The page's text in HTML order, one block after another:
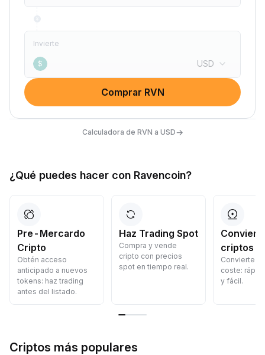
Invierte
$ USD
Comprar RVN
Calculadora de RVN a USD→
¿Qué puedes hacer con Ravencoin?
Pre-Mercardo
Cripto
Obtén acceso
anticipado a nuevos
tokens: haz trading
antes del listado.
Haz Trading Spot
Compra y vende
cripto con precios
spot en tiempo real.
criptos
Convierte
coste:
y fácil.
Criptos más populares